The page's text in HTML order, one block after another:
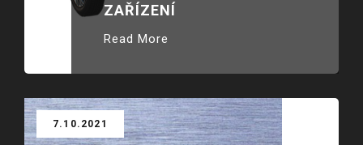
ZAŘÍZENÍ
Read More
7.10.2021